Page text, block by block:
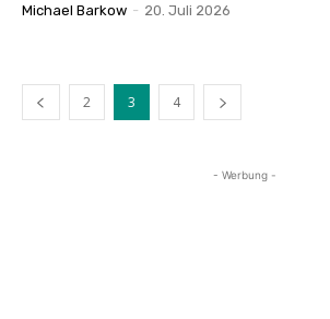
Michael Barkow - 20. Juli 2026
2 3 4
- Werbung -